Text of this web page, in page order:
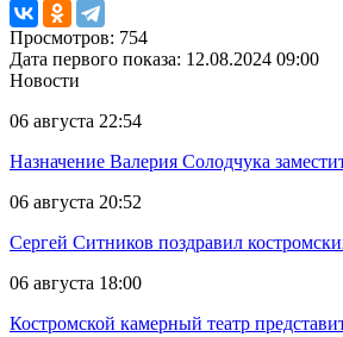
Просмотров: 754
Дата первого показа: 12.08.2024 09:00
Новости
06 августа 22:54
Назначение Валерия Солодчука
06 августа 20:52
Сергей Ситников поздравил
06 августа 18:00
Костромской камерный театр